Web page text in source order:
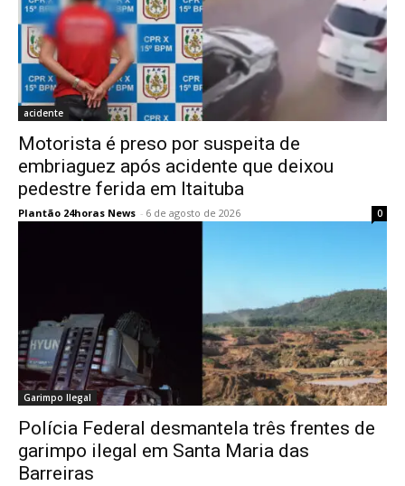
acidente
Motorista é preso por suspeita de
embriaguez após acidente que deixou
pedestre ferida em Itaituba
Plantão 24horas News - 6 de agosto de 2026 0
Garimpo Ilegal
Polícia Federal desmantela três frentes de
garimpo ilegal em Santa Maria das
Barreiras